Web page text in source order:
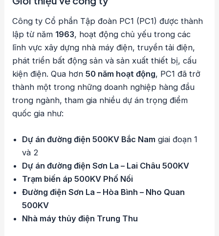
Công ty Cổ phần Tập đoàn PC1 (PC1) được thành
lập từ năm 1963, hoạt động chủ yếu trong các
lĩnh vực xây dựng nhà máy điện, truyền tải điện,
phát triển bất động sản và sản xuất thiết bị, cấu
kiện điện. Qua hơn50 năm hoạt động, PC1 đã trở
thành một trong những doanh nghiệp hàng đầu
trong ngành, tham gia nhiều dự án trọng điểm
quốc gia như:
Dự án đường điện 500KV Bắc Nam giai đoạn 1
và 2
Dự án đường điện Sơn La – Lai Châu 500KV
Trạm biến áp 500KV Phố Nối
Đường điện Sơn La – Hòa Bình – Nho Quan
500KV
Nhà máy thủy điện Trung Thu